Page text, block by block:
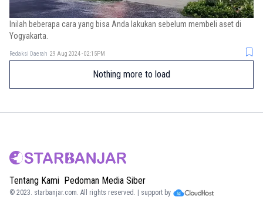
Inilah beberapa cara yang bisa Anda lakukan sebelum membeli aset di
Yogyakarta.
Redaksi Daerah 29 Aug 2024 - 02:15PM
Nothing more to load
Tentang Kami Pedoman Media Siber
© 2023. starbanjar.com. All rights reserved. | support by